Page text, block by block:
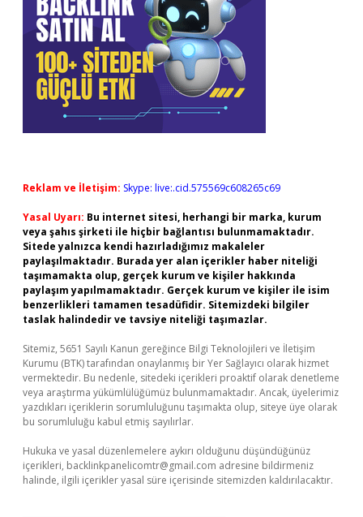
Reklam ve İletişim: Skype: live:.cid.575569c608265c69
Yasal Uyarı: Bu internet sitesi, herhangi bir marka, kurum
veya şahıs şirketi ile hiçbir bağlantısı bulunmamaktadır.
Sitede yalnızca kendi hazırladığımız makaleler
paylaşılmaktadır. Burada yer alan içerikler haber niteliği
taşımamakta olup, gerçek kurum ve kişiler hakkında
paylaşım yapılmamaktadır. Gerçek kurum ve kişiler ile isim
benzerlikleri tamamen tesadüfidir. Sitemizdeki bilgiler
taslak halindedir ve tavsiye niteliği taşımazlar.
Sitemiz, 5651 Sayılı Kanun gereğince Bilgi Teknolojileri ve İletişim
Kurumu (BTK) tarafından onaylanmış bir Yer Sağlayıcı olarak hizmet
vermektedir. Bu nedenle, sitedeki içerikleri proaktif olarak denetleme
veya araştırma yükümlülüğümüz bulunmamaktadır. Ancak, üyelerimiz
yazdıkları içeriklerin sorumluluğunu taşımakta olup, siteye üye olarak
bu sorumluluğu kabul etmiş sayılırlar.
Hukuka ve yasal düzenlemelere aykırı olduğunu düşündüğünüz
içerikleri, backlinkpanelicomtr@gmail.com adresine bildirmeniz
halinde, ilgili içerikler yasal süre içerisinde sitemizden kaldırılacaktır.